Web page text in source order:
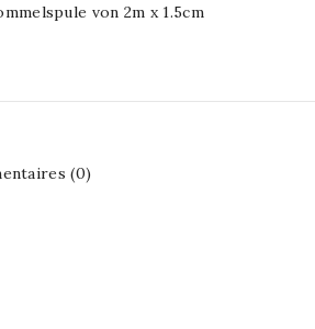
von 2m x 1.5cm
(0)